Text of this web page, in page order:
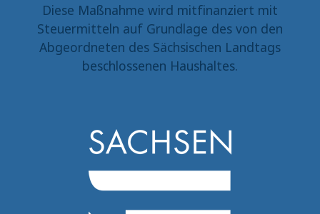
Diese Maßnahme wird mitfinanziert mit
Steuermitteln auf Grundlage des von den
Abgeordneten des Sächsischen Landtags
beschlossenen Haushaltes.